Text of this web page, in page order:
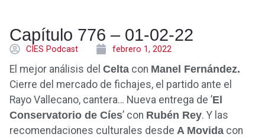
Capítulo 776 – 01-02-22
CÍES Podcast febrero 1, 2022
El mejor análisis del Celta con Manel Fernández.
Cierre del mercado de fichajes, el partido ante el
Rayo Vallecano, cantera… Nueva entrega de ’El
Conservatorio de Cíes’ con Rubén Rey. Y las
recomendaciones culturales desde A Movida con